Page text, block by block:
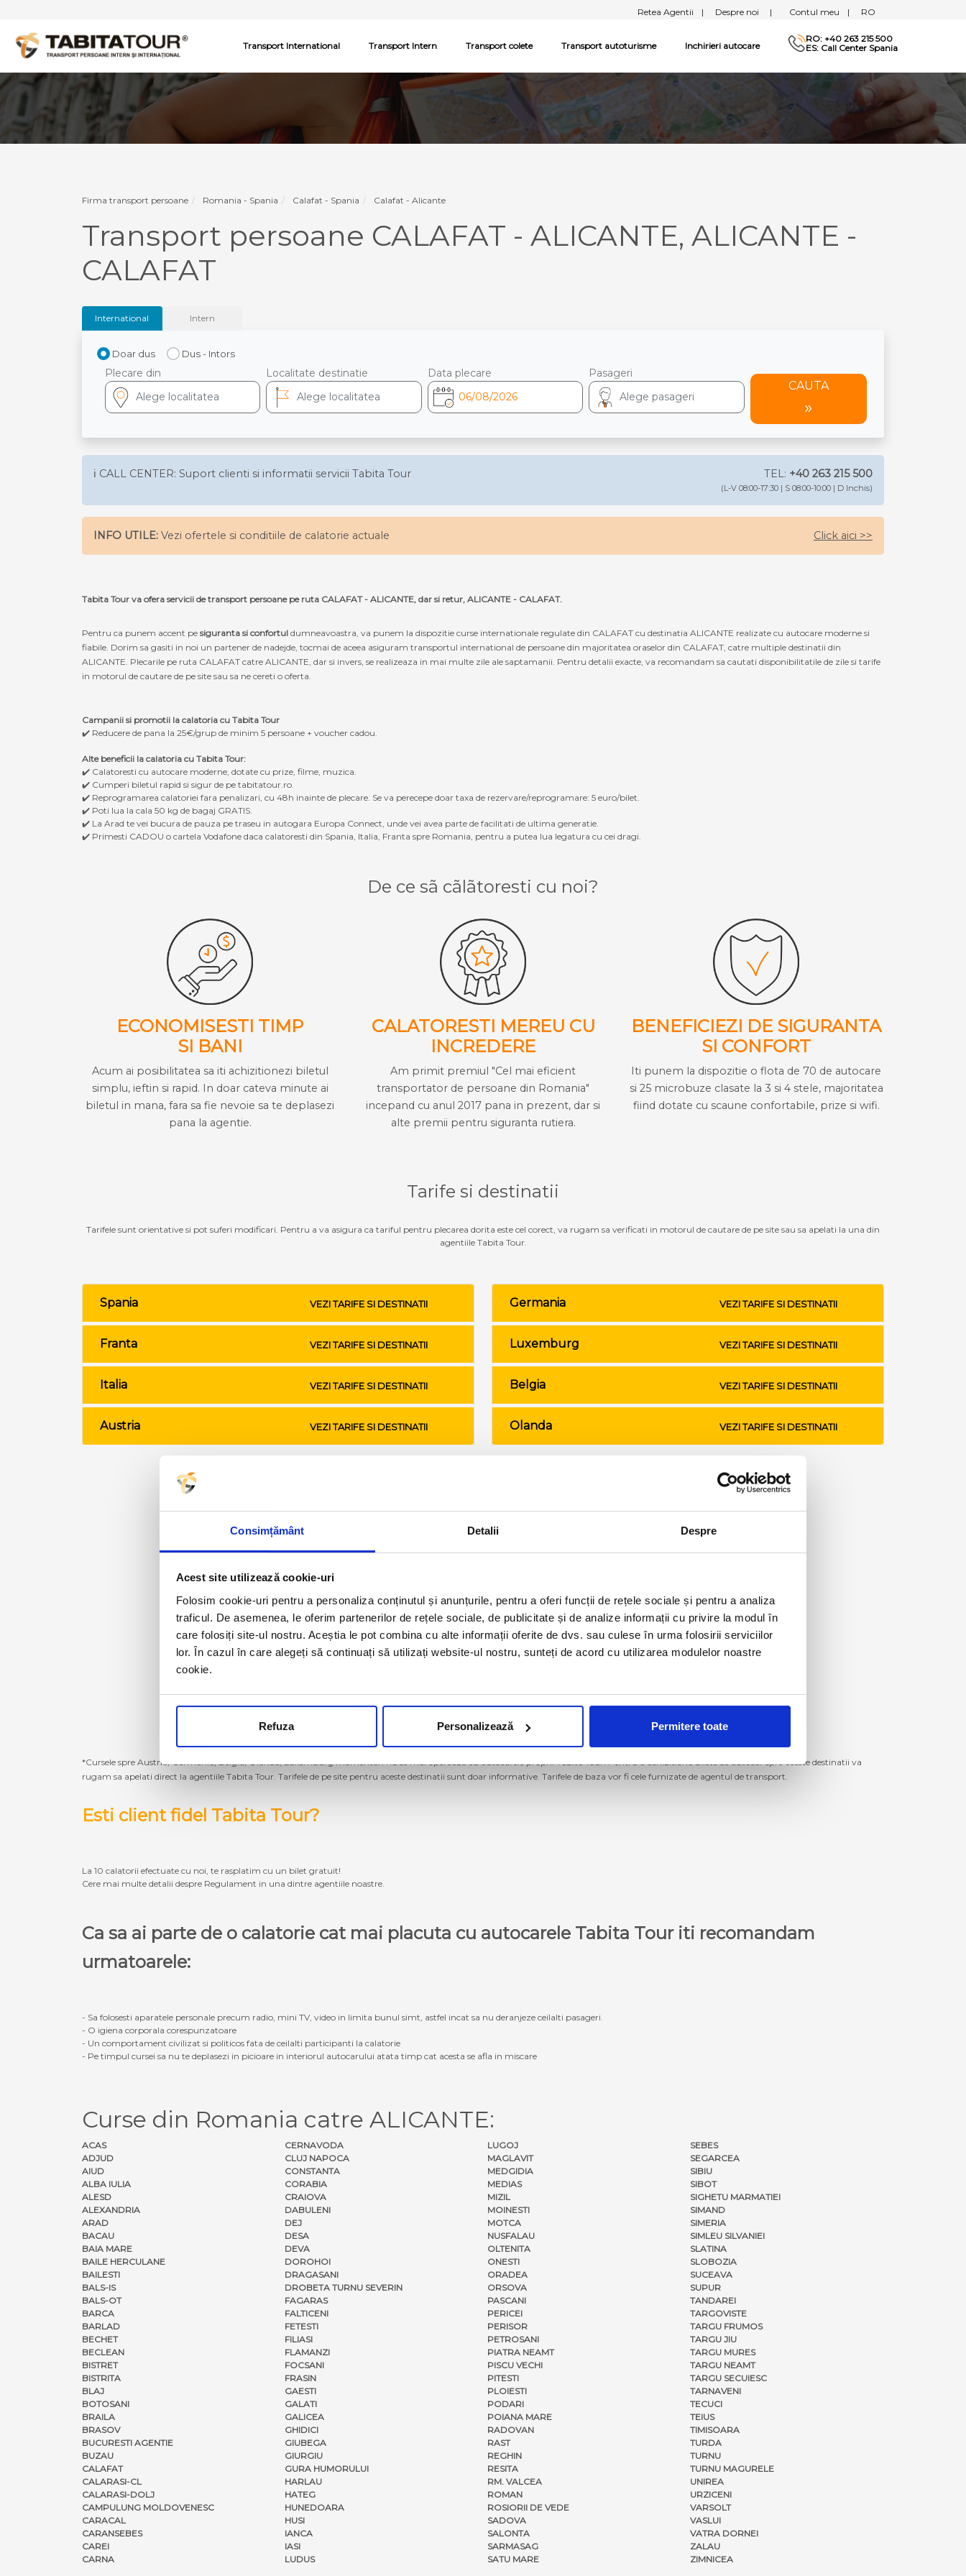
Consimțământ Detalii Despre
Acest site utilizează cookie-uri
Folosim cookie-uri pentru a personaliza conținutul și anunțurile, pentru a oferi funcții de rețele sociale și pentru a analiza
traficul. De asemenea, le oferim partenerilor de rețele sociale, de publicitate și de analize informații cu privire la modul în
care folosiți site-ul nostru. Aceștia le pot combina cu alte informații oferite de dvs. sau culese în urma folosirii serviciilor
lor. În cazul în care alegeți să continuați să utilizați website-ul nostru, sunteți de acord cu utilizarea modulelor noastre
cookie.
Refuza Personalizează Permitere toate
Retea Agentii | Despre noi | Contul meu | RO
Transport International Transport Intern Transport colete Transport autoturisme Inchirieri autocare
RO: +40 263 215 500
ES: Call Center Spania
Firma transport persoane Romania - Spania Calafat - Spania Calafat - Alicante
Transport persoane CALAFAT - ALICANTE, ALICANTE -
CALAFAT
International Intern
Doar dus Dus - Intors
Plecare din Localitate destinatie Data plecare Pasageri
CAUTA
ℹ️ CALL CENTER: Suport clienti si informatii servicii Tabita Tour TEL: +40 263 215 500
(L-V 08:00-17:30 | S 08:00-10:00 | D Inchis)
INFO UTILE: Vezi ofertele si conditiile de calatorie actuale Click aici >>
Tabita Tour va ofera servicii de transport persoane pe ruta CALAFAT - ALICANTE, dar si retur, ALICANTE - CALAFAT.
Pentru ca punem accent pe siguranta si confortul dumneavoastra, va punem la dispozitie curse internationale regulate din CALAFAT cu destinatia ALICANTE realizate cu autocare moderne si
fiabile. Dorim sa gasiti in noi un partener de nadejde, tocmai de aceea asiguram transportul international de persoane din majoritatea oraselor din CALAFAT, catre multiple destinatii din
ALICANTE. Plecarile pe ruta CALAFAT catre ALICANTE, dar si invers, se realizeaza in mai multe zile ale saptamanii. Pentru detalii exacte, va recomandam sa cautati disponibilitatile de zile si tarife
in motorul de cautare de pe site sau sa ne cereti o oferta.
Campanii si promotii la calatoria cu Tabita Tour
✔️ Reducere de pana la 25€/grup de minim 5 persoane + voucher cadou.
Alte beneficii la calatoria cu Tabita Tour:
✔️ Calatoresti cu autocare moderne, dotate cu prize, filme, muzica.
✔️ Cumperi biletul rapid si sigur de pe tabitatour.ro.
✔️ Reprogramarea calatoriei fara penalizari, cu 48h inainte de plecare. Se va perecepe doar taxa de rezervare/reprogramare: 5 euro/bilet.
✔️ Poti lua la cala 50 kg de bagaj GRATIS.
✔️ La Arad te vei bucura de pauza pe traseu in autogara Europa Connect, unde vei avea parte de facilitati de ultima generatie.
✔️ Primesti CADOU o cartela Vodafone daca calatoresti din Spania, Italia, Franta spre Romania, pentru a putea lua legatura cu cei dragi.
De ce sã cãlãtoresti cu noi?
ECONOMISESTI TIMP
SI BANI
Acum ai posibilitatea sa iti achizitionezi biletul
simplu, ieftin si rapid. In doar cateva minute ai
biletul in mana, fara sa fie nevoie sa te deplasezi
pana la agentie.
CALATORESTI MEREU CU
INCREDERE
Am primit premiul "Cel mai eficient
transportator de persoane din Romania"
incepand cu anul 2017 pana in prezent, dar si
alte premii pentru siguranta rutiera.
BENEFICIEZI DE SIGURANTA
SI CONFORT
Iti punem la dispozitie o flota de 70 de autocare
si 25 microbuze clasate la 3 si 4 stele, majoritatea
fiind dotate cu scaune confortabile, prize si wifi.
Tarife si destinatii
Tarifele sunt orientative si pot suferi modificari. Pentru a va asigura ca tariful pentru plecarea dorita este cel corect, va rugam sa verificati in motorul de cautare de pe site sau sa apelati la una din
agentiile Tabita Tour.
Spania VEZI TARIFE SI DESTINATII
Franta VEZI TARIFE SI DESTINATII
Italia VEZI TARIFE SI DESTINATII
Austria VEZI TARIFE SI DESTINATII
Germania VEZI TARIFE SI DESTINATII
Luxemburg VEZI TARIFE SI DESTINATII
Belgia VEZI TARIFE SI DESTINATII
Olanda VEZI TARIFE SI DESTINATII
*Cursele spre Austria, Germania, Belgia, Olanda, Luxemburg momentan nu se mai operează cu autocarele proprii Tabita Tour. Pentru a achizitiona bilete de autocar spre aceste destinatii va
rugam sa apelati direct la agentiile Tabita Tour. Tarifele de pe site pentru aceste destinatii sunt doar informative. Tarifele de baza vor fi cele furnizate de agentul de transport.
Esti client fidel Tabita Tour?
La 10 calatorii efectuate cu noi, te rasplatim cu un bilet gratuit!
Cere mai multe detalii despre Regulament in una dintre agentiile noastre.
Ca sa ai parte de o calatorie cat mai placuta cu autocarele Tabita Tour iti recomandam
urmatoarele:
- Sa folosesti aparatele personale precum radio, mini TV, video in limita bunul simt, astfel incat sa nu deranjeze ceilalti pasageri.
- O igiena corporala corespunzatoare
- Un comportament civilizat si politicos fata de ceilalti participanti la calatorie
- Pe timpul cursei sa nu te deplasezi in picioare in interiorul autocarului atata timp cat acesta se afla in miscare
Curse din Romania catre ALICANTE:
ACAS
ADJUD
AIUD
ALBA IULIA
ALESD
ALEXANDRIA
ARAD
BACAU
BAIA MARE
BAILE HERCULANE
BAILESTI
BALS-IS
BALS-OT
BARCA
BARLAD
BECHET
BECLEAN
BISTRET
BISTRITA
BLAJ
BOTOSANI
BRAILA
BRASOV
BUCURESTI AGENTIE
BUZAU
CALAFAT
CALARASI-CL
CALARASI-DOLJ
CAMPULUNG MOLDOVENESC
CARACAL
CARANSEBES
CAREI
CARNA
CERNAVODA
CLUJ NAPOCA
CONSTANTA
CORABIA
CRAIOVA
DABULENI
DEJ
DESA
DEVA
DOROHOI
DRAGASANI
DROBETA TURNU SEVERIN
FAGARAS
FALTICENI
FETESTI
FILIASI
FLAMANZI
FOCSANI
FRASIN
GAESTI
GALATI
GALICEA
GHIDICI
GIUBEGA
GIURGIU
GURA HUMORULUI
HARLAU
HATEG
HUNEDOARA
HUSI
IANCA
IASI
LUDUS
LUGOJ
MAGLAVIT
MEDGIDIA
MEDIAS
MIZIL
MOINESTI
MOTCA
NUSFALAU
OLTENITA
ONESTI
ORADEA
ORSOVA
PASCANI
PERICEI
PERISOR
PETROSANI
PIATRA NEAMT
PISCU VECHI
PITESTI
PLOIESTI
PODARI
POIANA MARE
RADOVAN
RAST
REGHIN
RESITA
RM. VALCEA
ROMAN
ROSIORII DE VEDE
SADOVA
SALONTA
SARMASAG
SATU MARE
SEBES
SEGARCEA
SIBIU
SIBOT
SIGHETU MARMATIEI
SIMAND
SIMERIA
SIMLEU SILVANIEI
SLATINA
SLOBOZIA
SUCEAVA
SUPUR
TANDAREI
TARGOVISTE
TARGU FRUMOS
TARGU JIU
TARGU MURES
TARGU NEAMT
TARGU SECUIESC
TARNAVENI
TECUCI
TEIUS
TIMISOARA
TURDA
TURNU
TURNU MAGURELE
UNIREA
URZICENI
VARSOLT
VASLUI
VATRA DORNEI
ZALAU
ZIMNICEA